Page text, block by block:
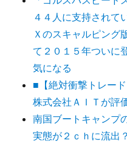
４４人に支持されて
Ｘのスキャルピング
て２０１５年ついに
気になる
■【絶対衝撃トレー
株式会社ＡＩＴが評
南国ブートキャンプ
実態が２ｃｈに流出？